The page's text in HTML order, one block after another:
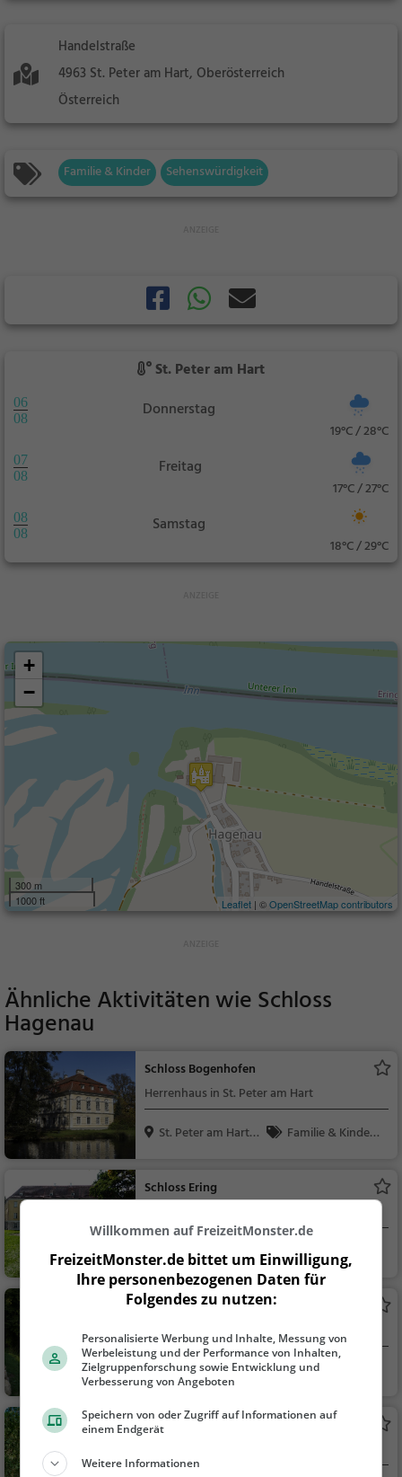
Handelstraße
4963 St. Peter am Hart, Oberösterreich
Österreich
Familie & Kinder Sehenswürdigkeit
St. Peter am Hart
06
08
Donnerstag
19°C / 28°C
07
08
Freitag
17°C / 27°C
08
08
Samstag
18°C / 29°C
+
−
300 m
1000 ft
Leaflet | ©OpenStreetMap contributors
Ähnliche Aktivitäten wieSchloss
Hagenau
Schloss Bogenhofen
Herrenhaus in St. Peter am Hart
St. Peter am Hart,
Familie & Kinder,
Schloss Ering
Ering
Familie & Kinder,
Sehenswürdigkeit
Schloss Frauenstein
Adelssitz in Mining
Mining, Österreich
Familie & Kinder,
Palmpark
Willkommen auf FreizeitMonster.de
FreizeitMonster.de bittet um Einwilligung,
Ihre personenbezogenen Daten für
Folgendes zu nutzen:
Personalisierte Werbung und Inhalte, Messung von
Werbeleistung und der Performance von Inhalten,
Zielgruppenforschung sowie Entwicklung und
Verbesserung von Angeboten
Speichern von oder Zugriff auf Informationen auf
einem Endgerät
Weitere Informationen